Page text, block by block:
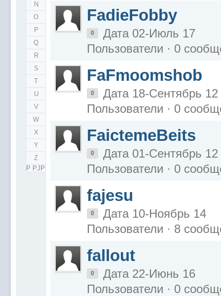
N
O
P
Q
R
S
T
U
V
W
X
Y
Z
Р РЈРЎ
FadieFobby
0
Дата 02-Июль 17
Пользователи · 0
FaFmoomshob
0
Дата 18-Сентябрь 12
Пользователи · 0
FaictemeBeits
0
Дата 01-Сентябрь 12
Пользователи · 0
fajesu
0
Дата 10-Ноябрь 14
Пользователи · 8
fallout
0
Дата 22-Июнь 16
Пользователи · 0